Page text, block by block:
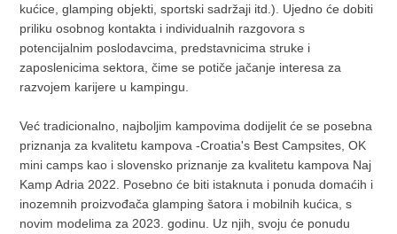
kućice, glamping objekti, sportski sadržaji itd.). Ujedno će dobiti
priliku osobnog kontakta i individualnih razgovora s
potencijalnim poslodavcima, predstavnicima struke i
zaposlenicima sektora, čime se potiče jačanje interesa za
razvojem karijere u kampingu.
Već tradicionalno, najboljim kampovima dodijelit će se posebna
priznanja za kvalitetu kampova -Croatia's Best Campsites, OK
mini camps kao i slovensko priznanje za kvalitetu kampova Naj
Kamp Adria 2022. Posebno će biti istaknuta i ponuda domaćih i
inozemnih proizvođača glamping šatora i mobilnih kućica, s
novim modelima za 2023. godinu. Uz njih, svoju će ponudu